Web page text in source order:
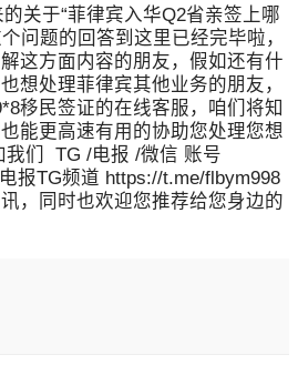
关于“菲律宾入华Q2省亲签上哪
问题的回答到这里已经完毕啦，
这方面内容的朋友，假如还有什
想处理菲律宾其他业务的朋友，
移民签证的在线客服，咱们将知
能更高速有用的协助您处理您想
我们 TG /电报 /微信 账号
报TG频道 https://t.me/flbym998
，同时也欢迎您推荐给您身边的